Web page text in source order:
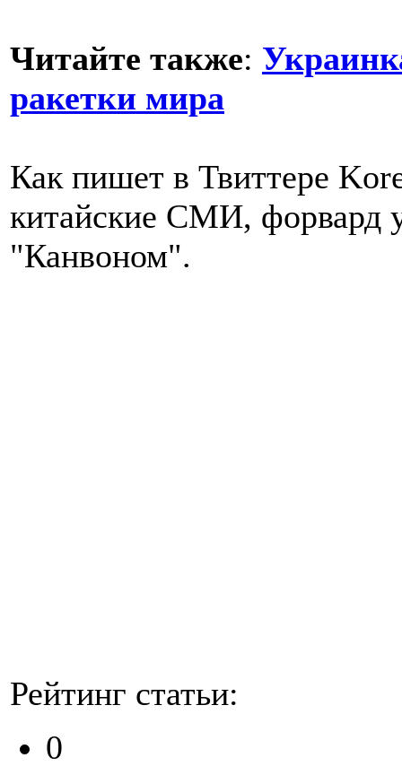
Читайте также:
ракетки мира
Как пишет в Твиттере
китайские СМИ, форвард
"Канвоном".
Рейтинг статьи:
0